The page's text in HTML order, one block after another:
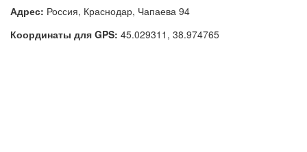
Адрес: Россия, Краснодар, Чапаева 94
Координаты для GPS: 45.029311 , 38.974765